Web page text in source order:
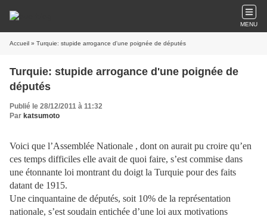
MENU
Accueil » Turquie: stupide arrogance d'une poignée de députés
Turquie: stupide arrogance d'une poignée de
députés
Publié le 28/12/2011 à 11:32
Par katsumoto
Voici que l’Assemblée Nationale , dont on aurait pu croire qu’en
ces temps difficiles elle avait de quoi faire, s’est commise dans
une étonnante loi montrant du doigt la Turquie pour des faits
datant de 1915.
Une cinquantaine de députés, soit 10% de la représentation
nationale, s’est soudain entichée d’une loi aux motivations